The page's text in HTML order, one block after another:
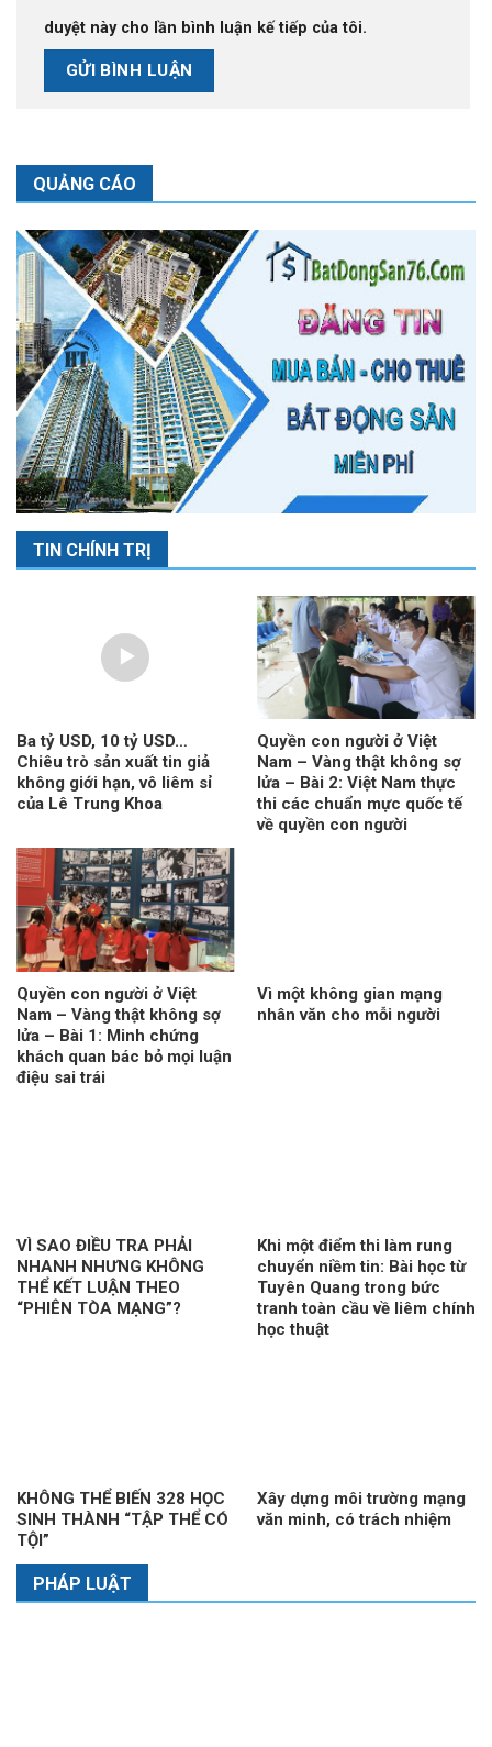
duyệt này cho lần bình luận kế tiếp của tôi.
QUẢNG CÁO
TIN CHÍNH TRỊ
Ba tỷ USD, 10 tỷ USD…
Chiêu trò sản xuất tin giả
không giới hạn, vô liêm sỉ
của Lê Trung Khoa
Quyền con người ở Việt
Nam – Vàng thật không sợ
lửa – Bài 2: Việt Nam thực
thi các chuẩn mực quốc tế
về quyền con người
Quyền con người ở Việt
Nam – Vàng thật không sợ
lửa – Bài 1: Minh chứng
khách quan bác bỏ mọi luận
điệu sai trái
Vì một không gian mạng
nhân văn cho mỗi người
VÌ SAO ĐIỀU TRA PHẢI
NHANH NHƯNG KHÔNG
THỂ KẾT LUẬN THEO
“PHIÊN TÒA MẠNG”?
Khi một điểm thi làm rung
chuyển niềm tin: Bài học từ
Tuyên Quang trong bức
tranh toàn cầu về liêm chính
học thuật
KHÔNG THỂ BIẾN 328 HỌC
SINH THÀNH “TẬP THỂ CÓ
TỘI”
Xây dựng môi trường mạng
văn minh, có trách nhiệm
PHÁP LUẬT